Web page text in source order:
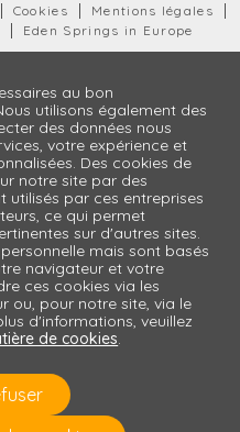
Cookies
Mentions légales
Eden Springs in Europe
au bon
utilisons également des
des données nous
votre expérience et
Des cookies de
notre site par des
utilisés par ces entreprises
ce qui permet
sur d'autres sites.
mais sont basés
navigateur et votre
ces cookies via les
ou, pour notre site, via le
d'informations, veuillez
de cookies.